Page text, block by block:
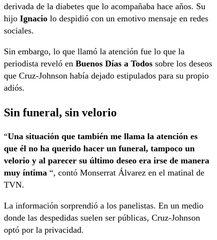
derivada de la diabetes que lo acompañaba hace años. Su
hijo Ignacio lo despidió con un emotivo mensaje en redes
sociales.
Sin embargo, lo que llamó la atención fue lo que la
periodista reveló en Buenos Días a Todos sobre los deseos
que Cruz-Johnson había dejado estipulados para su propio
adiós.
Sin funeral, sin velorio
“Una situación que también me llama la atención es
que él no ha querido hacer un funeral, tampoco un
velorio y al parecer su último deseo era irse de manera
muy íntima “, contó Monserrat Álvarez en el matinal de
TVN.
La información sorprendió a los panelistas. En un medio
donde las despedidas suelen ser públicas, Cruz-Johnson
optó por la privacidad.